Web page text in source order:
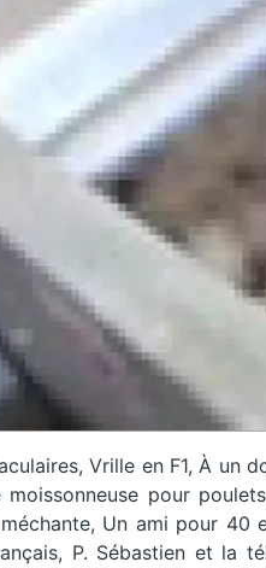
Vrille en F1, À un
pour
Un ami pour 40
P. Sébastien et la